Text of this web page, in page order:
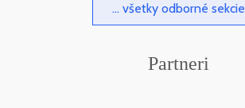
... všetky odborné sekcie
Partneri